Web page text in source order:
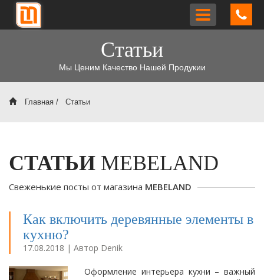
Toggle
navigation
Статьи
Мы Ценим Качество Нашей Продукии
Главная / Статьи
СТАТЬИ MEBELAND
Свеженькие посты от магазина MEBELAND
Как включить деревянные элементы в
кухню?
17.08.2018 | Автор Denik
Оформление интерьера кухни – важный